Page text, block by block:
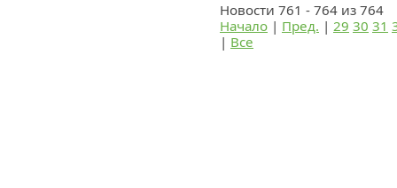
Новости 761 - 764 из 764
Начало | Пред. | 29 30 31
| Все